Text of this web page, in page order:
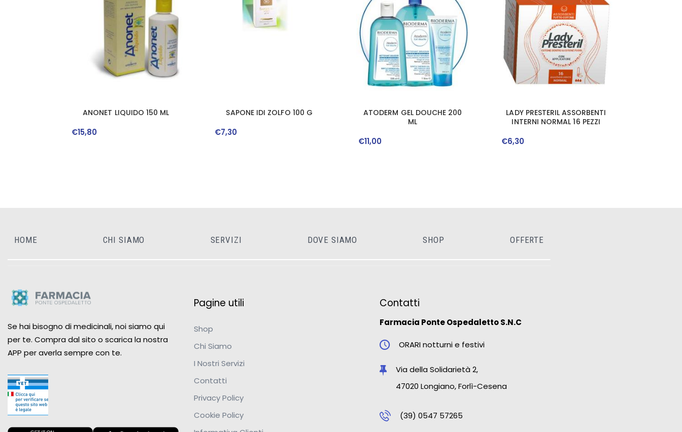
ANONET LIQUIDO 150 ML
€15,80
SAPONE IDI ZOLFO 100 G
€7,30
ATODERM GEL DOUCHE 200
ML
€11,00
LADY PRESTERIL ASSORBENTI
INTERNI NORMAL 16 PEZZI
€6,30
HOME CHI SIAMO SERVIZI DOVE SIAMO SHOP OFFERTE
Se hai bisogno di medicinali, noi siamo qui
per te. Compra dal sito o scarica la nostra
APP per averla sempre con te.
Pagine utili
Shop
Chi Siamo
I Nostri Servizi
Contatti
Privacy Policy
Cookie Policy
Contatti
Farmacia Ponte Ospedaletto S.N.C
ORARI notturni e festivi
Via della Solidarietà 2,
47020 Longiano, Forlì-Cesena
(39) 0547 57265